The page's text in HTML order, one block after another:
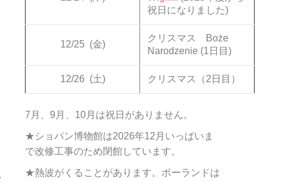
祝日になりました)
12/25 (金)
クリスマス Boże
Narodzenie (1日目)
12/26 (土) クリスマス（2日目）
7月、9月、10月は祝日がありません。
★ショパン博物館は2026年12月いっぱいま
で改修工事のため閉館しています。
★熱波がくることがあります。ポーランドは